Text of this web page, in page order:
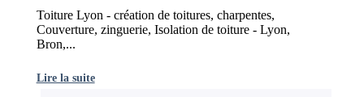
Toiture Lyon - création de toitures, charpentes,
Couverture, zinguerie, Isolation de toiture - Lyon,
Bron,...
Lire la suite